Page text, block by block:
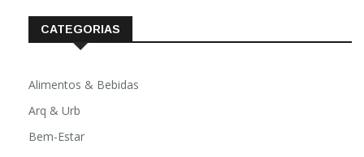
CATEGORIAS
Alimentos & Bebidas
Arq & Urb
Bem-Estar